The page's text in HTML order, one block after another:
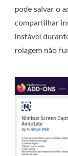
pode salvar o
compartilhar
instável
rolagem não